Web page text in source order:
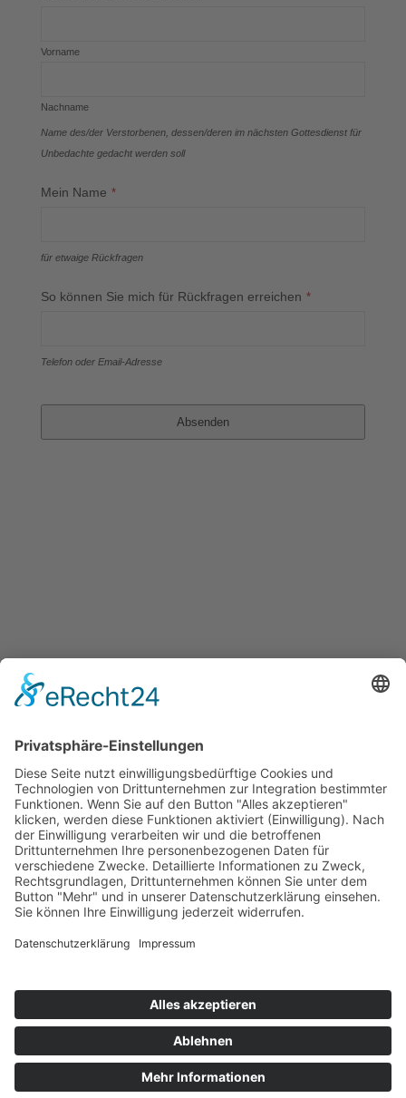
Vorname
Nachname
Name des/der Verstorbenen, dessen/deren im nächsten Gottesdienst für
Unbedachte gedacht werden soll
Mein Name *
für etwaige Rückfragen
So können Sie mich für Rückfragen erreichen *
Telefon oder Email-Adresse
Absenden
Kontakt
Pfarrbüro
Haselackstraße 22
58239 Schwerte
Telefon: 02304 16418
st.marien@schwerterkirchen.de
Anmeldung MarienMail
Datenschutzerklärung